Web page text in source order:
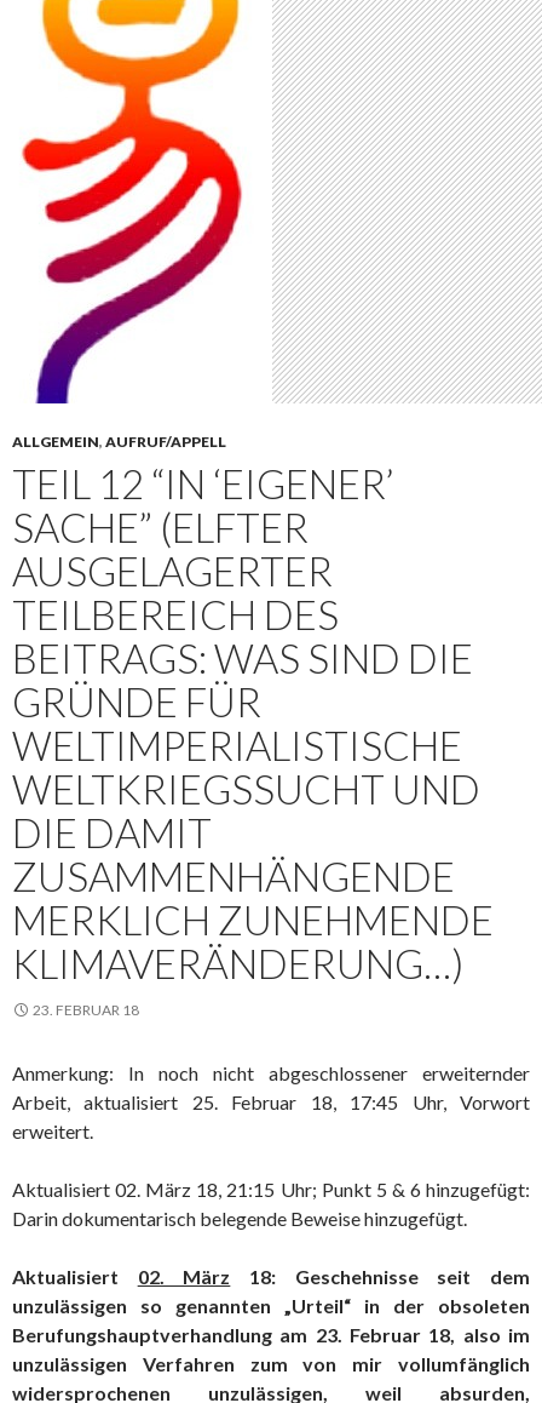
ALLGEMEIN, AUFRUF/APPELL
TEIL 12 “IN ‘EIGENER’
SACHE” (ELFTER
AUSGELAGERTER
TEILBEREICH DES
BEITRAGS: WAS SIND DIE
GRÜNDE FÜR
WELTIMPERIALISTISCHE
WELTKRIEGSSUCHT UND
DIE DAMIT
ZUSAMMENHÄNGENDE
MERKLICH ZUNEHMENDE
KLIMAVERÄNDERUNG…)
23. FEBRUAR 18
Anmerkung: In noch nicht abgeschlossener erweiternder
Arbeit, aktualisiert 25. Februar 18, 17:45 Uhr, Vorwort
erweitert.
Aktualisiert 02. März 18, 21:15 Uhr; Punkt 5 & 6 hinzugefügt:
Darin dokumentarisch belegende Beweise hinzugefügt.
Aktualisiert 02. März 18: Geschehnisse seit dem
unzulässigen so genannten „Urteil“ in der obsoleten
Berufungshauptverhandlung am 23. Februar 18, also im
unzulässigen Verfahren zum von mir vollumfänglich
widersprochenen unzulässigen, weil absurden,